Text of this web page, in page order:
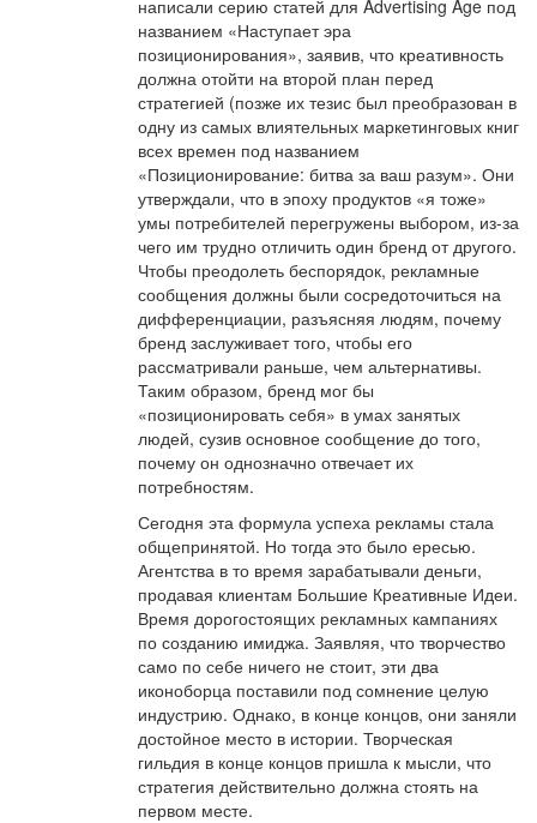
написали серию статей для Advertising Age под
названием «Наступает эра
позиционирования», заявив, что креативность
должна отойти на второй план перед
стратегией (позже их тезис был преобразован в
одну из самых влиятельных маркетинговых книг
всех времен под названием
«Позиционирование: битва за ваш разум». Они
утверждали, что в эпоху продуктов «я тоже»
умы потребителей перегружены выбором, из-за
чего им трудно отличить один бренд от другого.
Чтобы преодолеть беспорядок, рекламные
сообщения должны были сосредоточиться на
дифференциации, разъясняя людям, почему
бренд заслуживает того, чтобы его
рассматривали раньше, чем альтернативы.
Таким образом, бренд мог бы
«позиционировать себя» в умах занятых
людей, сузив основное сообщение до того,
почему он однозначно отвечает их
потребностям.
Сегодня эта формула успеха рекламы стала
общепринятой. Но тогда это было ересью.
Агентства в то время зарабатывали деньги,
продавая клиентам Большие Креативные Идеи.
Время дорогостоящих рекламных кампаниях
по созданию имиджа. Заявляя, что творчество
само по себе ничего не стоит, эти два
иконоборца поставили под сомнение целую
индустрию. Однако, в конце концов, они заняли
достойное место в истории. Творческая
гильдия в конце концов пришла к мысли, что
стратегия действительно должна стоять на
первом месте.